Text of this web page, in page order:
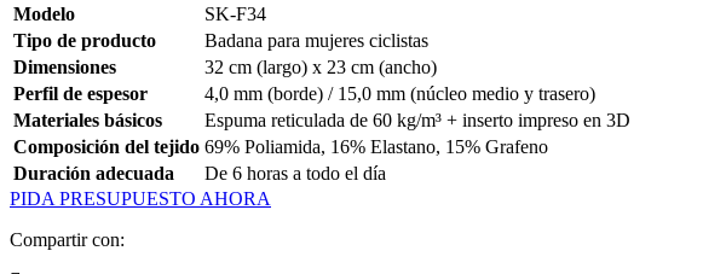
Modelo
SK-F34
Tipo de producto
Badana para mujeres ciclistas
Dimensiones
32 cm (largo) x 23 cm (ancho)
Perfil de espesor
4,0 mm (borde) / 15,0 mm (núcleo medio y trasero)
Materiales básicos
Espuma reticulada de 60 kg/m³ + inserto impreso en 3D
Composición del tejido 69% Poliamida, 16% Elastano, 15% Grafeno
Duración adecuada
De 6 horas a todo el día
PIDA PRESUPUESTO AHORA
Compartir con: